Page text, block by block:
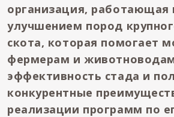
организация, работающая
улучшением пород
скота, которая помогает
фермерам и
эффективность стада и
конкурентные
реализации программ по